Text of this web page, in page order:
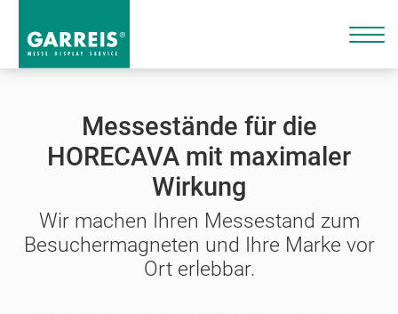
Messestände für die
HORECAVA mit maximaler
Wirkung
Wir machen Ihren Messestand zum
Besuchermagneten und Ihre Marke vor
Ort erlebbar.